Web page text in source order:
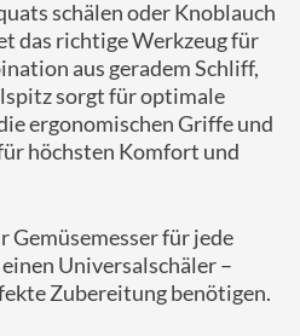
schälen oder Knoblauch
das richtige Werkzeug für
aus geradem Schliff,
sorgt für optimale
ergonomischen Griffe und
höchsten Komfort und
Gemüsemesser für jede
Universalschäler –
Zubereitung benötigen.